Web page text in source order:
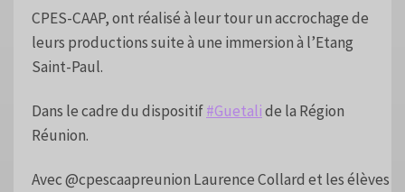
CPES-CAAP, ont réalisé à leur tour un accrochage de
leurs productions suite à une immersion à l’Etang
Saint-Paul.
Dans le cadre du dispositif#Guetalide la Région
Réunion.
Avec @cpescaapreunion Laurence Collard et les élèves